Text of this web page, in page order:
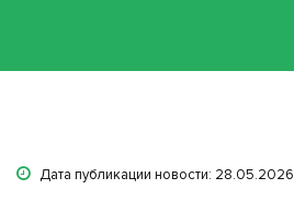
Дата публикации новости: 28.05.2026